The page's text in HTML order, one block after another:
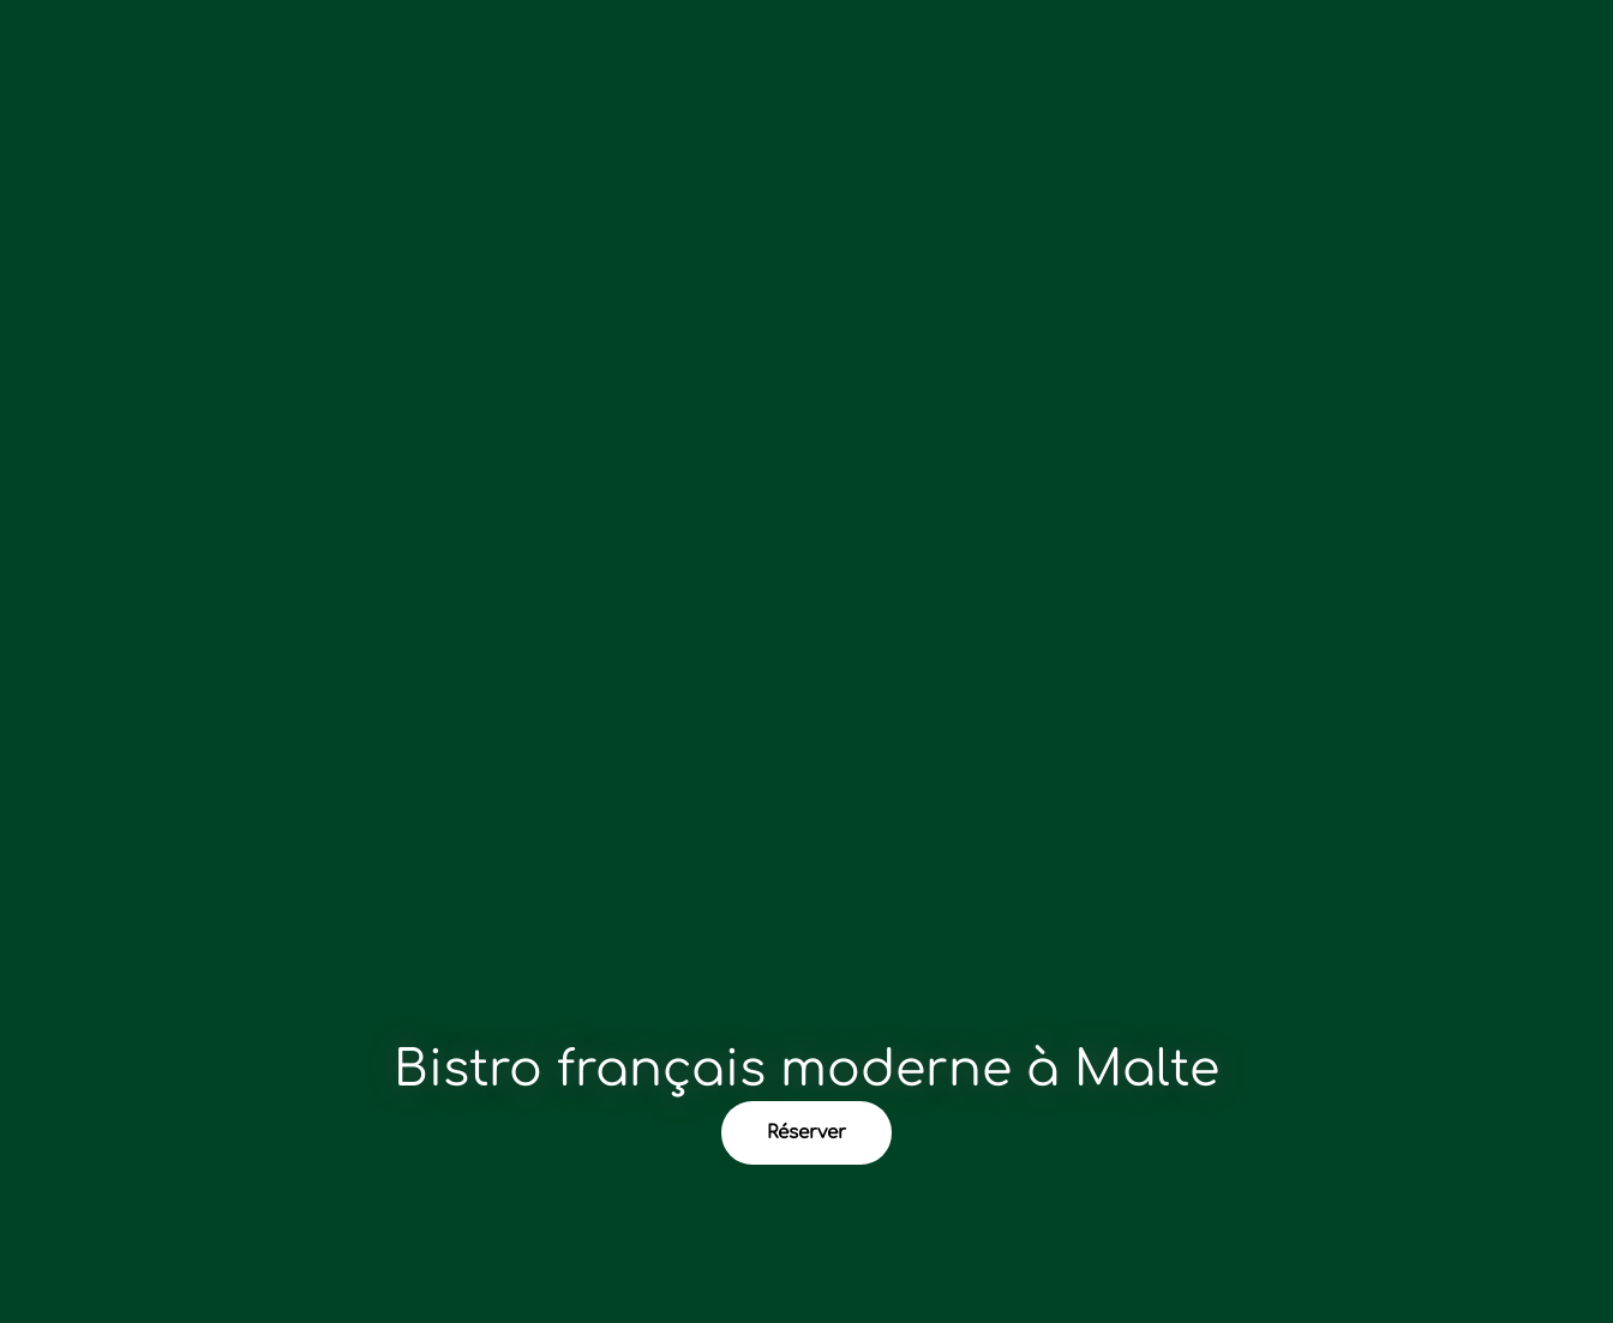
Bistro français moderne à Malte
Réserver